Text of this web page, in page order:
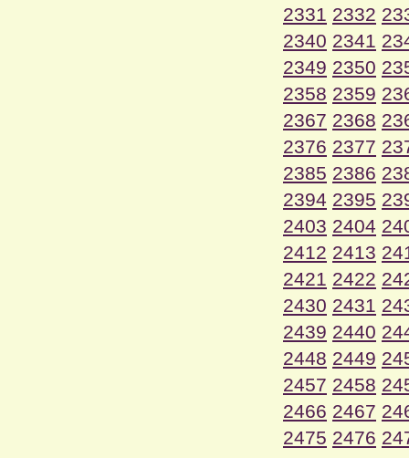
2331 2332
2340 2341
2349 2350
2358 2359
2367 2368
2376 2377
2385 2386
2394 2395
2403 2404
2412 2413
2421 2422
2430 2431
2439 2440
2448 2449
2457 2458
2466 2467
2475 2476